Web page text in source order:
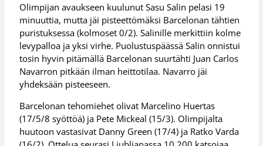
Olimpijan avaukseen kuulunut Sasu Salin pelasi 19
minuuttia, mutta jäi pisteettömäksi Barcelonan tähtien
puristuksessa (kolmoset 0/2). Salinille merkittiin kolme
levypalloa ja yksi virhe. Puolustuspäässä Salin onnistui
tosin hyvin pitämällä Barcelonan suurtähti Juan Carlos
Navarron pitkään ilman heittotilaa. Navarro jäi
yhdeksään pisteeseen.
Barcelonan tehomiehet olivat Marcelino Huertas
(17/5/8 syöttöä) ja Pete Mickeal (15/3). Olimpijalta
huutoon vastasivat Danny Green (17/4) ja Ratko Varda